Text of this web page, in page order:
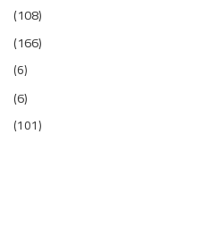
(108)
(166)
(6)
(6)
(101)